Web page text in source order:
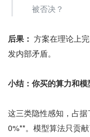
被否决？
后果： 方案在理论上
发内部矛盾。
小结：你买的算力和
这三类隐性感知，占
0%**。模型算法只贡献